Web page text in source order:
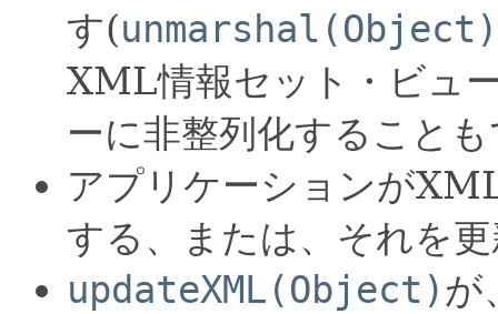
す(unmarshal(Object)
XML情報セット・ビュ
ーに非整列化すること
アプリケーションが
する、または、それを
updateXML(Object) が